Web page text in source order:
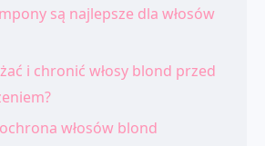
są najlepsze dla włosów
i chronić włosy blond przed
włosów blond